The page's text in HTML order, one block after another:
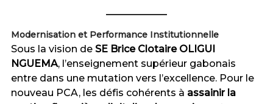
Modernisation et Performance Institutionnelle
Sous la vision de SE Brice Clotaire OLIGUI
NGUEMA, l’enseignement supérieur gabonais
entre dans une mutation vers l’excellence. Pour le
nouveau PCA, les défis cohérents à assainir la